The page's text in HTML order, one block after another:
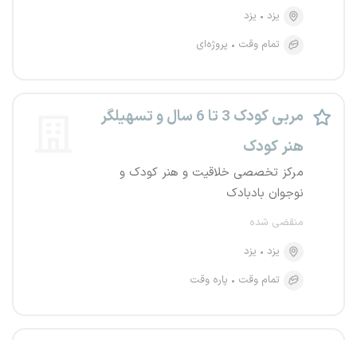
یزد
یزد
تمام وقت
پروژه‌ای
مربی کودک 3 تا 6 سال و تسهیلگر
هنر کودک
مرکز تخصصی خلاقیت و هنر کودک و
نوجوان بادبادک
منقضی شده
یزد
یزد
تمام وقت
پاره وقت